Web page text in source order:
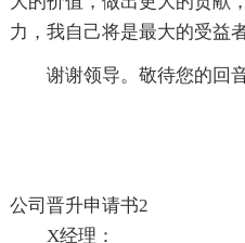
力，我自己将是最大的受益者
谢谢领导。敬待您的回
公司晋升申请书2
X经理：